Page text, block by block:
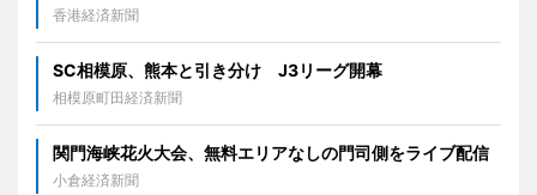
香港経済新聞
SC相模原、熊本と引き分け J3リーグ開幕
相模原町田経済新聞
関門海峡花火大会、無料エリアなしの門司側をライブ配信
小倉経済新聞